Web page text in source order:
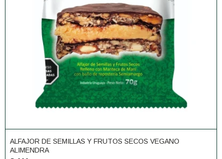
ALFAJOR DE SEMILLAS Y FRUTOS SECOS VEGANO
ALIMENDRA